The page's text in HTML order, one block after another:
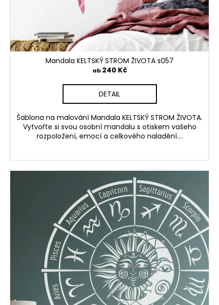
Mandala KELTSKÝ STROM ŽIVOTA s057
ab240 Kč
DETAIL
Šablona na malování Mandala KELTSKÝ STROM ŽIVOTA.
Vytvořte si svou osobní mandalu s otiskem vašeho
rozpoložení, emocí a celkového naladění....